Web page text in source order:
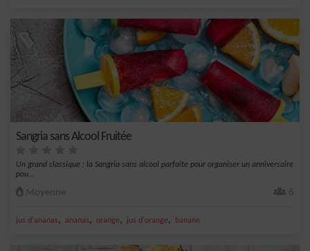
Sangria sans Alcool Fruitée
Un grand classique : la Sangria sans alcool parfaite pour organiser un anniversaire
pou...
Moyenne 6
jus d'ananas, ananas, orange, jus d'orange, banane